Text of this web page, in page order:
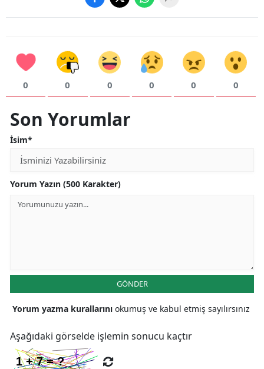
0 0 0 0 0 0
Son Yorumlar
İsim*
Yorum Yazın (500 Karakter)
GÖNDER
Yorum yazma kurallarını okumuş ve kabul etmiş sayılırsınız
Aşağıdaki görselde işlemin sonucu kaçtır